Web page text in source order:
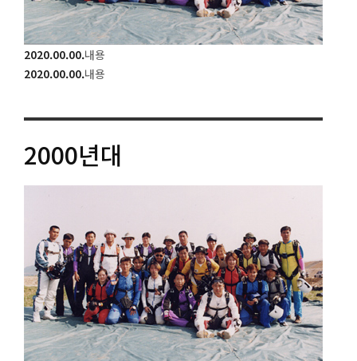
2020.00.00.내용
2020.00.00.내용
2000년대